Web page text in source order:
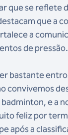
que se reflete
que a
a
de pressão.
bastante
convivemos
e a
feliz por
após a